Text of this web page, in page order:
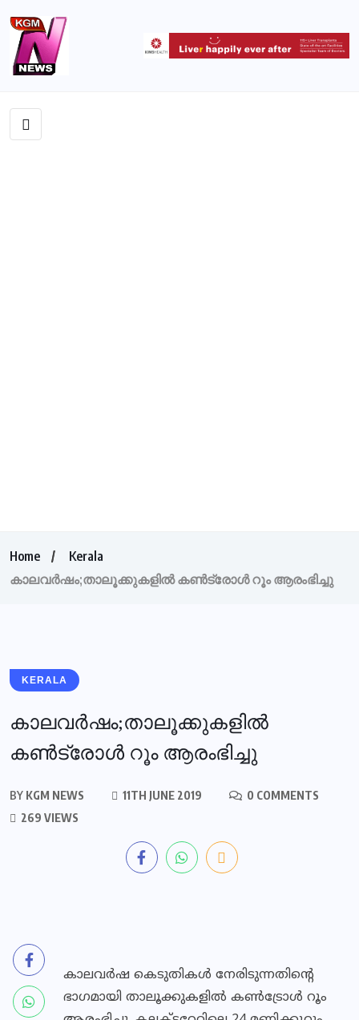
Home
Kerala
കാലവര്‍ഷം;താലൂക്കുകളിൽ കണ്‍ട്രോള്‍ റൂം ആരംഭിച്ചു
KERALA
കാലവര്‍ഷം;താലൂക്കുകളിൽ
കണ്‍ട്രോള്‍ റൂം ആരംഭിച്ചു
BY KGM NEWS 11TH JUNE 2019
0 COMMENTS
269 VIEWS
കാലവര്‍ഷ കെടുതികൾ നേരിടുന്നതിന്റെ
ഭാഗമായി താലൂക്കുകളിൽ കൺട്രോൾ റൂം